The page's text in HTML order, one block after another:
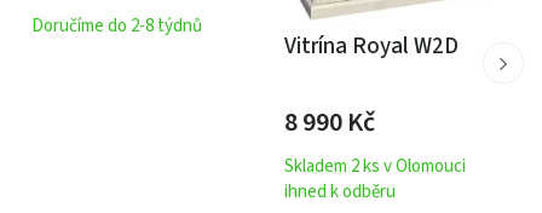
Doručíme do 2-8 týdnů
Vitrína Royal W2D
8 990Kč
Skladem 2 ks v Olomouci
ihned k odběru